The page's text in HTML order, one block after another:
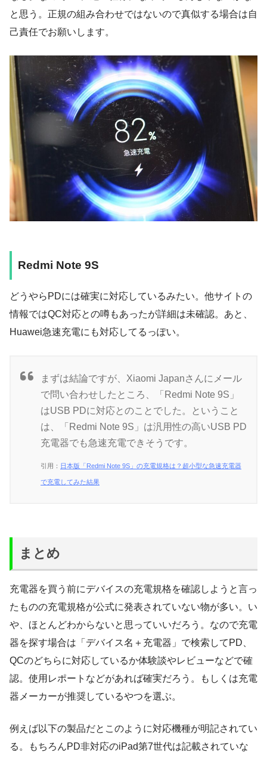
と思う。正規の組み合わせではないので真似する場合は自
己責任でお願いします。
Redmi Note 9S
どうやらPDには確実に対応しているみたい。他サイトの
情報ではQC対応との噂もあったが詳細は未確認。あと、
Huawei急速充電にも対応してるっぽい。
まずは結論ですが、Xiaomi Japanさんにメール
で問い合わせしたところ、「Redmi Note 9S」
はUSB PDに対応とのことでした。ということ
は、「Redmi Note 9S」は汎用性の高いUSB PD
充電器でも急速充電できそうです。
引用： 日本版「Redmi Note 9S」の充電規格は？超小型な急速充電器
で充電してみた結果
まとめ
充電器を買う前にデバイスの充電規格を確認しようと言っ
たものの充電規格が公式に発表されていない物が多い。い
や、ほとんどわからないと思っていいだろう。なので充電
器を探す場合は「デバイス名＋充電器」で検索してPD、
QCのどちらに対応しているか体験談やレビューなどで確
認。使用レポートなどがあれば確実だろう。もしくは充電
器メーカーが推奨しているやつを選ぶ。
例えば以下の製品だとこのように対応機種が明記されてい
る。もちろんPD非対応のiPad第7世代は記載されていな